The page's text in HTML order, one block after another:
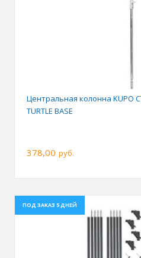
Центральная колонна KUPO
TURTLE BASE
378,00 руб.
ПОД ЗАКАЗ 5 ДНЕЙ